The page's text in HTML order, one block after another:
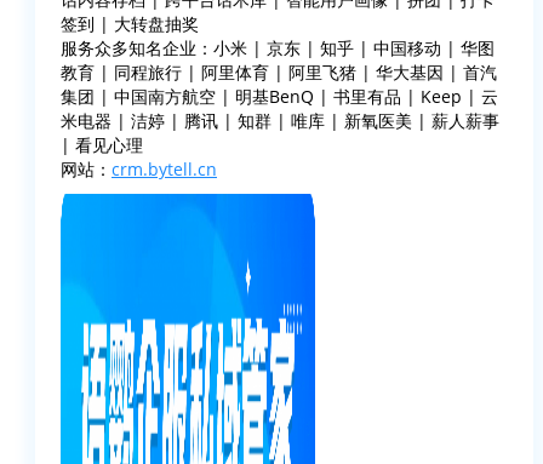
签到 | 大转盘抽奖
服务众多知名企业：小米 | 京东 | 知乎 | 中国移动 | 华图
教育 | 同程旅行 | 阿里体育 | 阿里飞猪 | 华大基因 | 首汽
集团 | 中国南方航空 | 明基BenQ | 书里有品 | Keep | 云
米电器 | 洁婷 | 腾讯 | 知群 | 唯库 | 新氧医美 | 薪人薪事
| 看见心理
网站： crm.bytell.cn